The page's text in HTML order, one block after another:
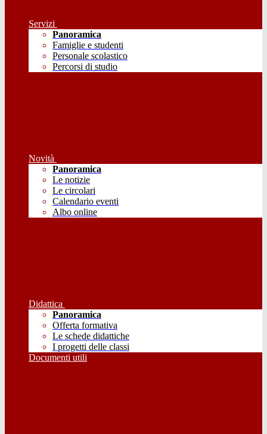
Servizi
Panoramica
Famiglie e studenti
Personale scolastico
Percorsi di studio
Novità
Panoramica
Le notizie
Le circolari
Calendario eventi
Albo online
Didattica
Panoramica
Offerta formativa
Le schede didattiche
I progetti delle classi
Documenti utili